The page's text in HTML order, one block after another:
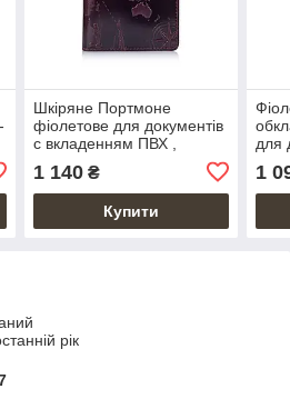
Шкіряне Портмоне
фіолетове для документів
c вкладенням ПВХ ,
колекція "7 Wonders of the
World"
1 140₴
Купити
для
1
рік